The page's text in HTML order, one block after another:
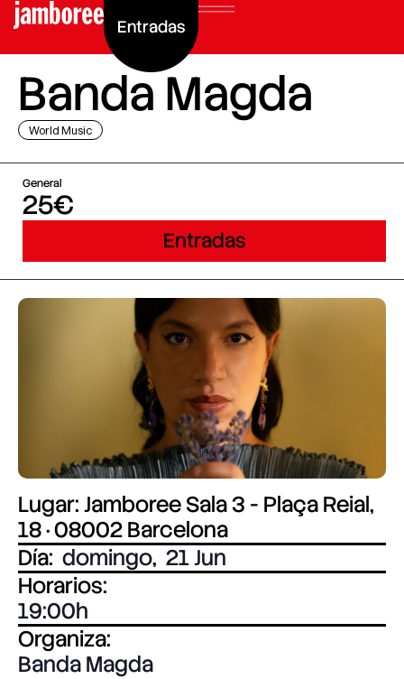
Entradas
Banda Magda
World Music
General
25€
Entradas
Lugar: Jamboree Sala 3 - Plaça Reial,
18 · 08002 Barcelona
Día: domingo, 21 Jun
Horarios:
19:00
Organiza:
Banda Magda